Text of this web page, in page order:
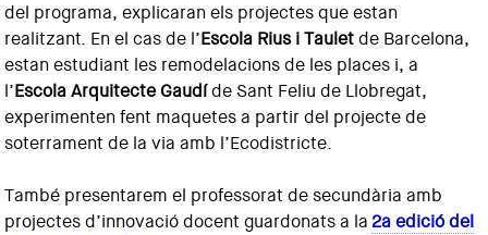
del programa, explicaran els projectes que estan
realitzant. En el cas de l’Escola Rius i Tauletde Barcelona,
estan estudiant les remodelacions de les places i, a
l’Escola Arquitecte Gaudíde Sant Feliu de Llobregat,
experimenten fent maquetes a partir del projecte de
soterrament de la via amb l’Ecodistricte.
També presentarem el professorat de secundària amb
projectes d’innovació docent guardonats a la 2a edició del